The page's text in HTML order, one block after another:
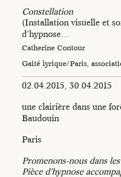
Constellation
(Installation visuelle et
d’hypnose…
Catherine Contour
Gaité lyrique/Paris,
02.04.2015, 30.04.2015
une clairière dans une
Baudouin
Paris
Promenons-nous dans
Pièce d’hypnose